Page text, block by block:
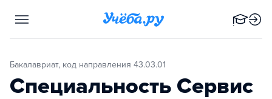
Бакалавриат, код направления 43.03.01
Специальность Сервис